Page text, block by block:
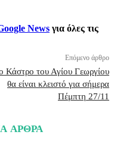
News για όλες τις
Επόμενο άρθρο
Κάστρο του Αγίου Γεωργίου
θα είναι κλειστό για σήμερα
Πέμπτη 27/11
ΑΡΘΡΑ